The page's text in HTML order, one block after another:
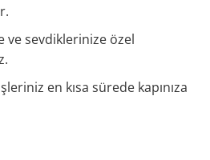
ve sevdiklerinize özel
en kısa sürede kapınıza